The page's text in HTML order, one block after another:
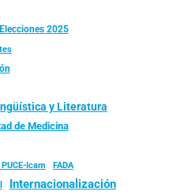
Elecciones 2025
y Literatura
de Medicina
Icam FADA
Internacionalización